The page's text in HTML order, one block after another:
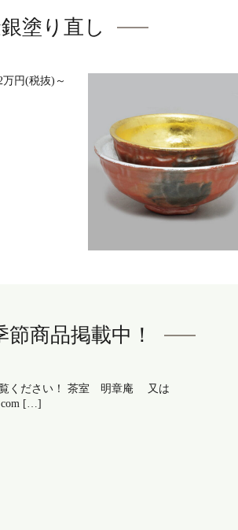
塗り直し
円(税抜)～
商品掲載中！
覧ください！ 茶室 明章庵 又は
[…]